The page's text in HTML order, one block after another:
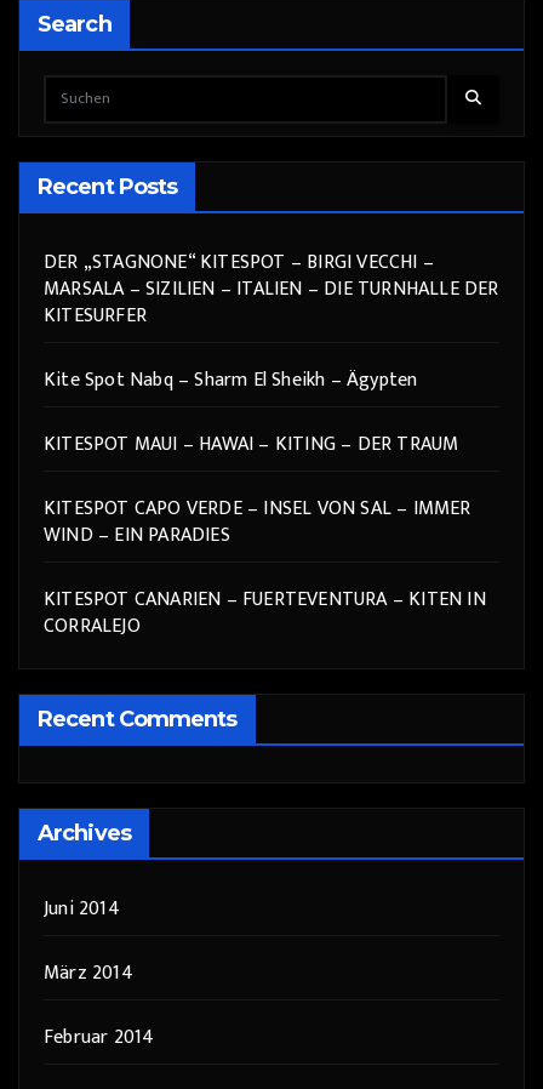
Search
Recent Posts
DER „STAGNONE“ KITESPOT – BIRGI VECCHI –
MARSALA – SIZILIEN – ITALIEN – DIE TURNHALLE DER
KITESURFER
Kite Spot Nabq – Sharm El Sheikh – Ägypten
KITESPOT MAUI – HAWAI – KITING – DER TRAUM
KITESPOT CAPO VERDE – INSEL VON SAL – IMMER
WIND – EIN PARADIES
KITESPOT CANARIEN – FUERTEVENTURA – KITEN IN
CORRALEJO
Recent Comments
Archives
Juni 2014
März 2014
Februar 2014